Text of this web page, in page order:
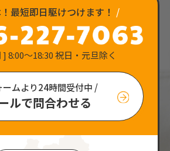
最短即日駆けつけます！ /
8:00〜18:30 祝日・元旦除く
ームより24時間受付中 /
ルで問合わせる